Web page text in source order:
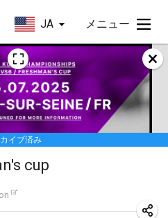
JA メニュー
イブ済み
cup
合衆国
Kubb Tournament
カ合衆国
ー